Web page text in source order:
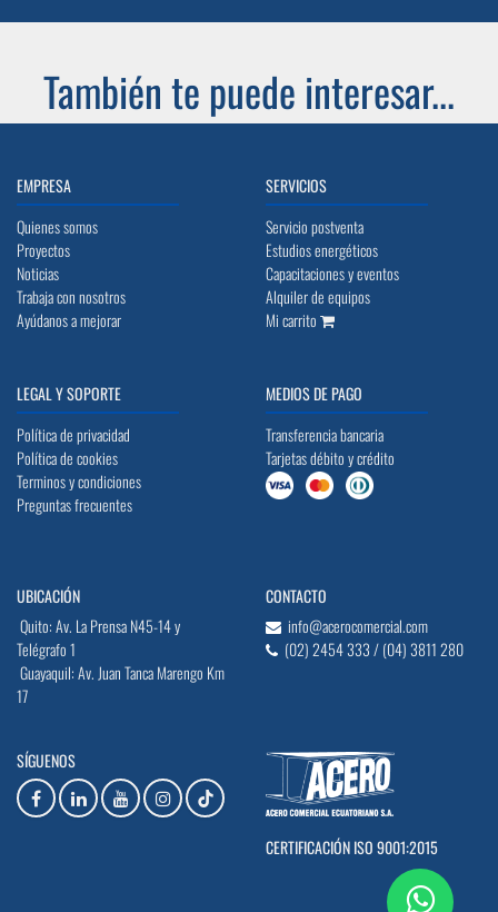
También te puede interesar...
EMPRESA
Quienes somos
Proyectos
Noticias
Trabaja con nosotros
Ayúdanos a mejorar
SERVICIOS
Servicio postventa
Estudios energéticos
Capacitaciones y eventos
Alquiler de equipos
Mi carrito
LEGAL Y SOPORTE
Política de privacidad
Política de cookies
Terminos y condiciones
Preguntas frecuentes
MEDIOS DE PAGO
Transferencia bancaria
Tarjetas débito y crédito
UBICACIÓN
Quito: Av. La Prensa N45-14 y
Telégrafo 1
Guayaquil: Av. Juan Tanca Marengo Km
17
CONTACTO
info@acerocomercial.com
(02) 2454 333 / (04) 3811 280
SÍGUENOS
CERTIFICACIÓN ISO 9001:2015